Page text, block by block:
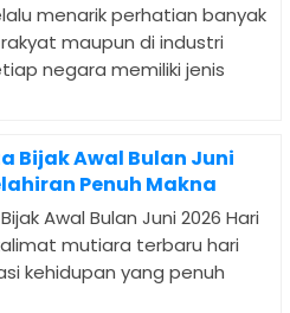
menarik perhatian banyak
maupun di industri
negara memiliki jenis
Bijak Awal Bulan Juni
Penuh Makna
Awal Bulan Juni 2026 Hari
mutiara terbaru hari
kehidupan yang penuh